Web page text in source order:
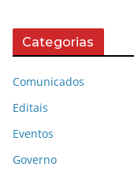
Categorias
Comunicados
Editais
Eventos
Governo